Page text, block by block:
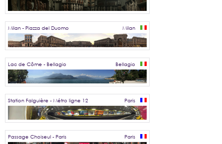
Milan - Piazza del Duomo Milan
Lac de Côme - Bellagio Bellagio
Station Falguière - Métro ligne 12 Paris
Passage Choiseul - Paris Paris